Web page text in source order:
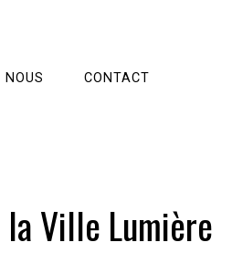
NOUS CONTACT
Ville Lumière